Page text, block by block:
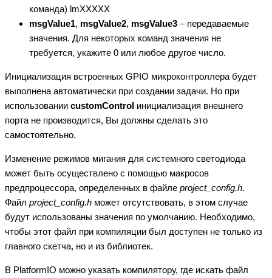
команда) lmXXXXX
msgValue1, msgValue2, msgValue3 – передаваемые
значения. Для некоторых команд значения не
требуется, укажите 0 или любое другое число.
Инициализация встроенных GPIO микроконтроллера будет
выполнена автоматически при создании задачи. Но при
использовании customControl инициализация внешнего
порта не производится, Вы должны сделать это
самостоятельно.
Изменение режимов мигания для системного светодиода
может быть осуществлено с помощью макросов
предпроцессора, определенных в файле project_config.h.
Файл project_config.h может отсутствовать, в этом случае
будут использованы значения по умолчанию. Необходимо,
чтобы этот файл при компиляции был доступен не только из
главного скетча, но и из библиотек.
В PlatformIO можно указать компилятору, где искать файл